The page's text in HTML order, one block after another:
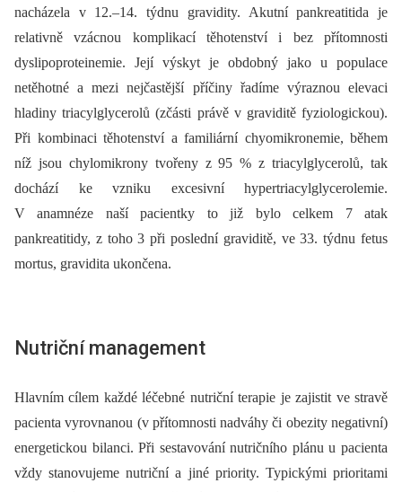
nacházela v 12.–14. týdnu gravidity. Akutní pankreatitida je
relativně vzácnou komplikací těhotenství i bez přítomnosti
dyslipoproteinemie. Její výskyt je obdobný jako u populace
netěhotné a mezi nejčastější příčiny řadíme výraznou elevaci
hladiny triacylglycerolů (zčásti právě v graviditě fyziologickou).
Při kombinaci těhotenství a familiární chyomikronemie, během
níž jsou chylomikrony tvořeny z 95 % z triacylglycerolů, tak
dochází ke vzniku excesivní hypertriacylglycerolemie.
V anamnéze naší pacientky to již bylo celkem 7 atak
pankreatitidy, z toho 3 při poslední graviditě, ve 33. týdnu fetus
mortus, gravidita ukončena.
Nutriční management
Hlavním cílem každé léčebné nutriční terapie je zajistit ve stravě
pacienta vyrovnanou (v přítomnosti nadváhy či obezity negativní)
energetickou bilanci. Při sestavování nutričního plánu u pacienta
vždy stanovujeme nutriční a jiné priority. Typickými prioritami